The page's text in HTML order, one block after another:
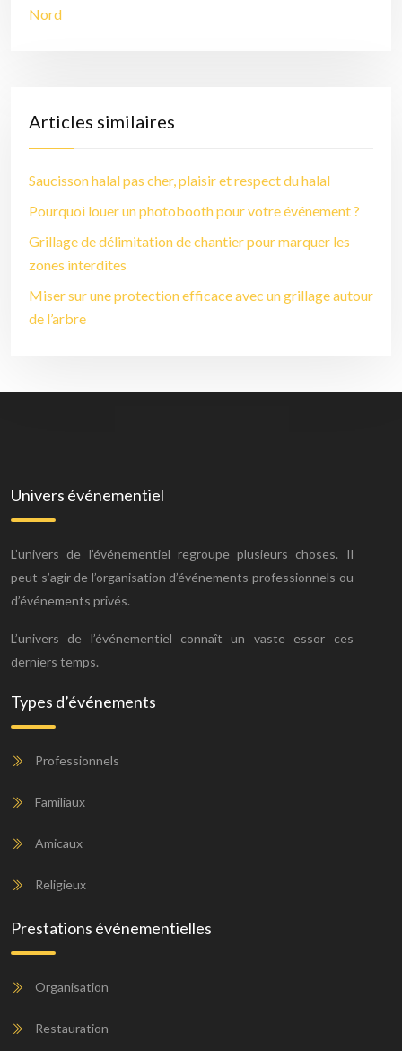
Nord
Articles similaires
Saucisson halal pas cher, plaisir et respect du halal
Pourquoi louer un photobooth pour votre événement ?
Grillage de délimitation de chantier pour marquer les
zones interdites
Miser sur une protection efficace avec un grillage autour
de l’arbre
Univers événementiel
L’univers de l’événementiel regroupe plusieurs choses. Il
peut s’agir de l’organisation d’événements professionnels ou
d’événements privés.
L’univers de l’événementiel connaît un vaste essor ces
derniers temps.
Types d’événements
Professionnels
Familiaux
Amicaux
Religieux
Prestations événementielles
Organisation
Restauration